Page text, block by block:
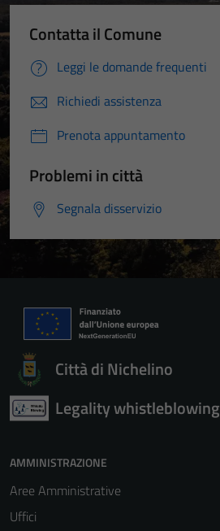
Contatta il Comune
Leggi le domande frequenti
Richiedi assistenza
Prenota appuntamento
Problemi in città
Segnala disservizio
Città di Nichelino
Legality whistleblowing
AMMINISTRAZIONE
Aree Amministrative
Uffici